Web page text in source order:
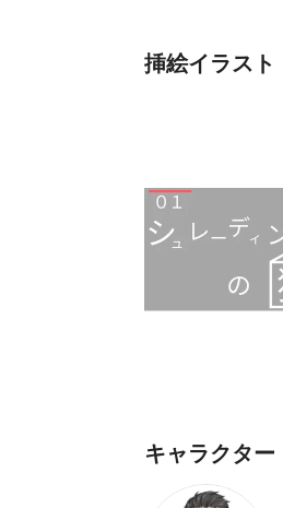
挿絵イラスト
キャラクター